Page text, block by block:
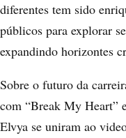
diferentes tem sido
públicos para explorar
expandindo horizontes
Sobre o futuro da
com “Break My Heart”
Elvya se uniram ao